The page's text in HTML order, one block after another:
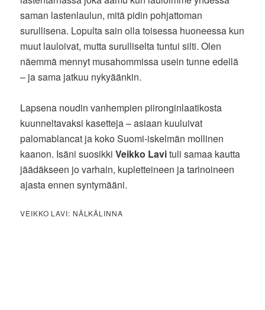
saman lastenlaulun, mitä pidin pohjattoman
surullisena. Lopulta sain olla toisessa huoneessa kun
muut lauloivat, mutta surulliselta tuntui silti. Olen
näemmä mennyt musahommissa usein tunne edellä
– ja sama jatkuu nykyäänkin.
Lapsena noudin vanhempien piironginlaatikosta
kuunneltavaksi kasetteja – asiaan kuuluivat
palomablancat ja koko Suomi-iskelmän mollinen
kaanon. Isäni suosikkiVeikko Lavituli samaa kautta
jäädäkseen jo varhain, kupletteineen ja tarinoineen
ajasta ennen syntymääni.
VEIKKO LAVI: NÄLKÄLINNA